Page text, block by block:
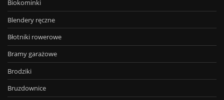
Biokominki
Blendery ręczne
Błotniki rowerowe
Bramy garażowe
Brodziki
Bruzdownice